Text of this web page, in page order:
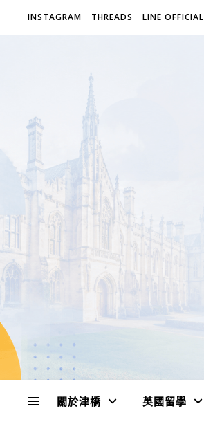
INSTAGRAM THREADS LINE OFFICIAL
關於津橋 英國留學